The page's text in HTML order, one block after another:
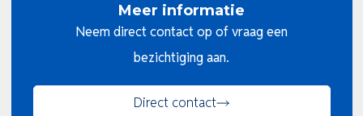
Meer informatie
Neem direct contact op of vraag een
bezichtiging aan.
Direct contact